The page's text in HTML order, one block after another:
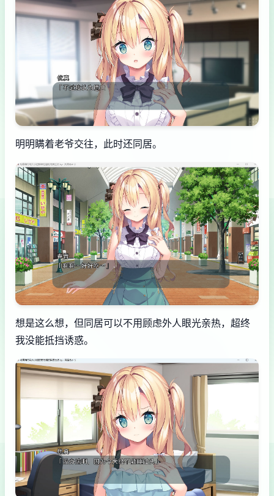
明明瞒着老爷交往，此时还同居。
想是这么想，但同居可以不用顾虑外人眼光亲热，超终
我没能抵挡诱惑。